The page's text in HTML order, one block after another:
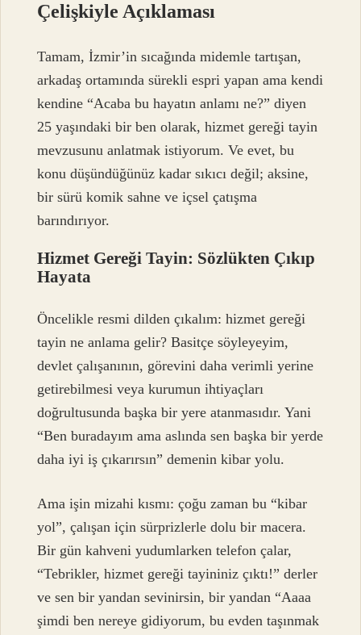
Çelişkiyle Açıklaması
Tamam, İzmir’in sıcağında midemle tartışan,
arkadaş ortamında sürekli espri yapan ama kendi
kendine “Acaba bu hayatın anlamı ne?” diyen
25 yaşındaki bir ben olarak, hizmet gereği tayin
mevzusunu anlatmak istiyorum. Ve evet, bu
konu düşündüğünüz kadar sıkıcı değil; aksine,
bir sürü komik sahne ve içsel çatışma
barındırıyor.
Hizmet Gereği Tayin: Sözlükten Çıkıp
Hayata
Öncelikle resmi dilden çıkalım: hizmet gereği
tayin ne anlama gelir? Basitçe söyleyeyim,
devlet çalışanının, görevini daha verimli yerine
getirebilmesi veya kurumun ihtiyaçları
doğrultusunda başka bir yere atanmasıdır. Yani
“Ben buradayım ama aslında sen başka bir yerde
daha iyi iş çıkarırsın” demenin kibar yolu.
Ama işin mizahi kısmı: çoğu zaman bu “kibar
yol”, çalışan için sürprizlerle dolu bir macera.
Bir gün kahveni yudumlarken telefon çalar,
“Tebrikler, hizmet gereği tayininiz çıktı!” derler
ve sen bir yandan sevinirsin, bir yandan “Aaaa
şimdi ben nereye gidiyorum, bu evden taşınmak